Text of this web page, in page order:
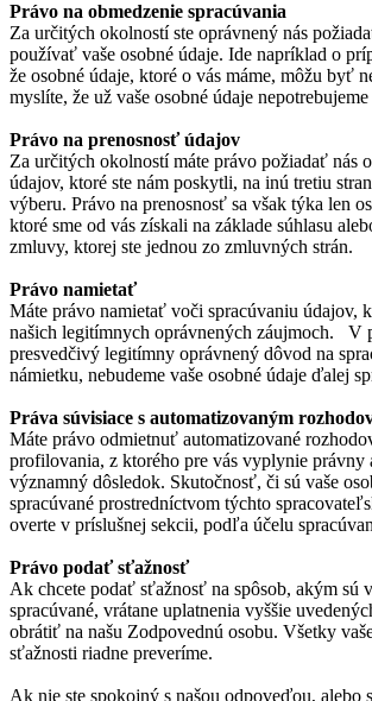
Právo na obmedzenie spracúvania
Za určitých okolností ste oprávnený nás
používať vaše osobné údaje. Ide napríklad o
že osobné údaje, ktoré o vás máme, môžu byť
myslíte, že už vaše osobné údaje
Právo na prenosnosť údajov
Za určitých okolností máte právo požiadať nás
údajov, ktoré ste nám poskytli, na inú tretiu
výberu. Právo na prenosnosť sa však týka len
ktoré sme od vás získali na základe súhlasu
zmluvy, ktorej ste jednou zo zmluvných strán.
Právo namietať
Máte právo namietať voči spracúvaniu údajov,
našich legitímnych oprávnených záujmoch. V
presvedčivý legitímny oprávnený dôvod na
námietku, nebudeme vaše osobné údaje ďalej
Práva súvisiace s automatizovaným
Máte právo odmietnuť automatizované
profilovania, z ktorého pre vás vyplynie právny
významný dôsledok. Skutočnosť, či sú vaše
spracúvané prostredníctvom týchto
overte v príslušnej sekcii, podľa účelu
Právo podať sťažnosť
Ak chcete podať sťažnosť na spôsob, akým sú
spracúvané, vrátane uplatnenia vyššie
obrátiť na našu Zodpovednú osobu. Všetky
sťažnosti riadne preveríme.
Ak nie ste spokojný s našou odpoveďou, alebo